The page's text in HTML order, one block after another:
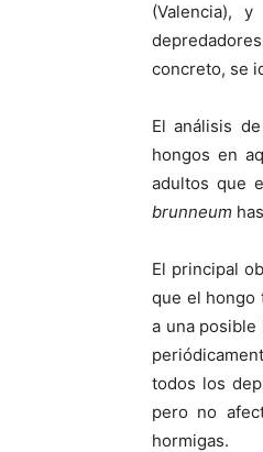
(Valencia),
concreto, se
El análisis
hongos en
adultos que
brunneum
El principal
que el hongo
a una
todos los
pero no
hormigas.